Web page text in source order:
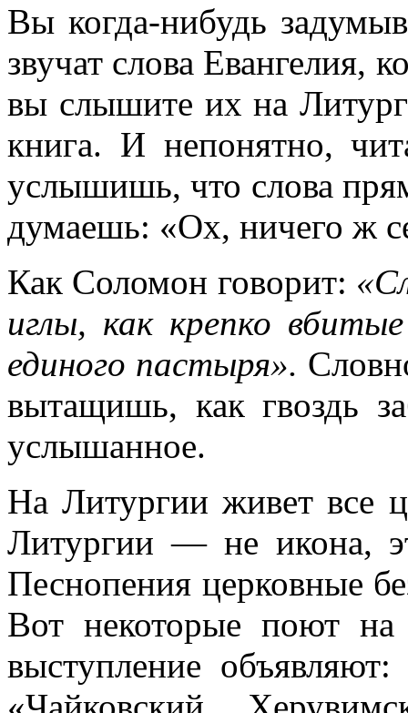
Вы когда-нибудь
звучат слова Евангелия,
вы слышите их на
книга. И непонятно,
услышишь, что слова
думаешь: «Ох, ничего ж
Как Соломон говорит:
иглы, как крепко
единого пастыря».
вытащишь, как гвоздь
услышанное.
На Литургии живет все
Литургии — не икона,
Песнопения церковные
Вот некоторые поют
выступление